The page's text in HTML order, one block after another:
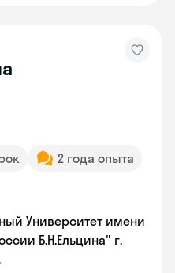
2 года опыта
Университет имени
Б.Н.Ельцина" г.